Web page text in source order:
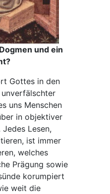
und ein
Gottes in den
uns Menschen
in objektiver
Lesen,
ist immer
welches
Prägung sowie
korumpiert
weit die